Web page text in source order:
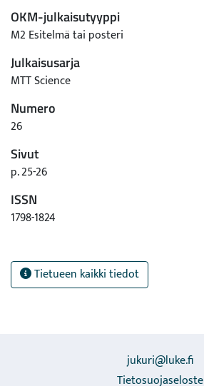
OKM-julkaisutyyppi
M2 Esitelmä tai posteri
Julkaisusarja
MTT Science
Numero
26
Sivut
p. 25-26
ISSN
1798-1824
Tietueen kaikki tiedot
jukuri@luke.fi
Tietosuojaseloste